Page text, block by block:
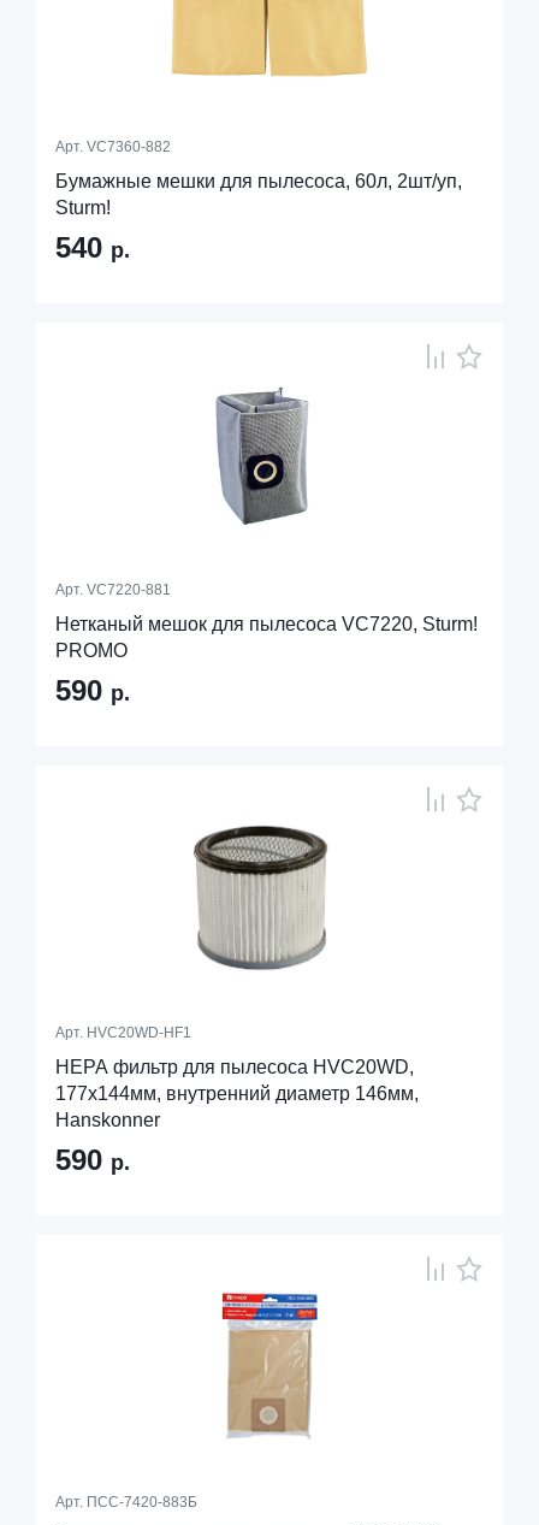
Арт. VC7360-882
Бумажные мешки для пылесоса, 60л, 2шт/уп,
Sturm!
540 р.
Арт. VC7220-881
Нетканый мешок для пылесоса VC7220, Sturm!
PROMO
590 р.
Арт. HVC20WD-HF1
HEPA фильтр для пылесоса HVC20WD,
177х144мм, внутренний диаметр 146мм,
Hanskonner
590 р.
Арт. ПСС-7420-883Б